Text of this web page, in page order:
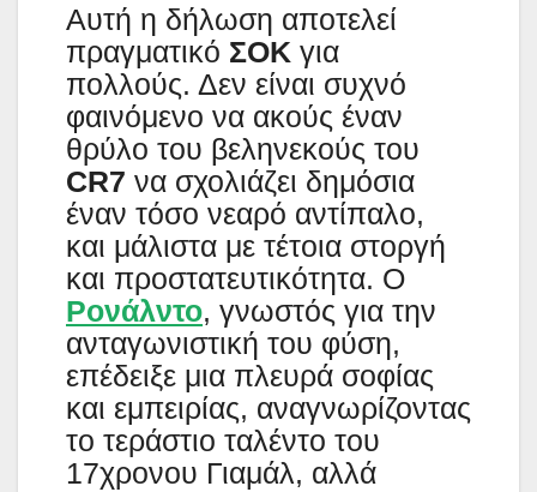
Αυτή η δήλωση αποτελεί
πραγματικό ΣΟΚ για
πολλούς. Δεν είναι συχνό
φαινόμενο να ακούς έναν
θρύλο του βεληνεκούς του
CR7 να σχολιάζει δημόσια
έναν τόσο νεαρό αντίπαλο,
και μάλιστα με τέτοια στοργή
και προστατευτικότητα. Ο
Ρονάλντο, γνωστός για την
ανταγωνιστική του φύση,
επέδειξε μια πλευρά σοφίας
και εμπειρίας, αναγνωρίζοντας
το τεράστιο ταλέντο του
17χρονου Γιαμάλ, αλλά